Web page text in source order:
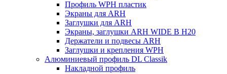
Профиль WPH пластик
Экраны для ARH
Заглушки для ARH
Экраны, заглушки ARH WIDE B H20
Держатели и подвесы ARH
Заглушки и крепления WPH
Алюминиевый профиль DL Classik
Накладной профиль